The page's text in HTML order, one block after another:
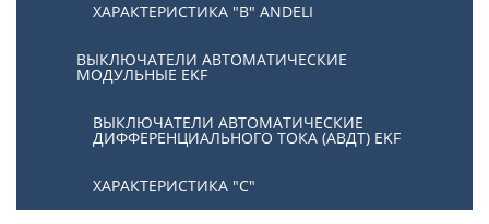
ХАРАКТЕРИСТИКА "B" ANDELI
ВЫКЛЮЧАТЕЛИ АВТОМАТИЧЕСКИЕ
МОДУЛЬНЫЕ EKF
ВЫКЛЮЧАТЕЛИ АВТОМАТИЧЕСКИЕ
ДИФФЕРЕНЦИАЛЬНОГО ТОКА (АВДТ) EKF
ХАРАКТЕРИСТИКА "С"